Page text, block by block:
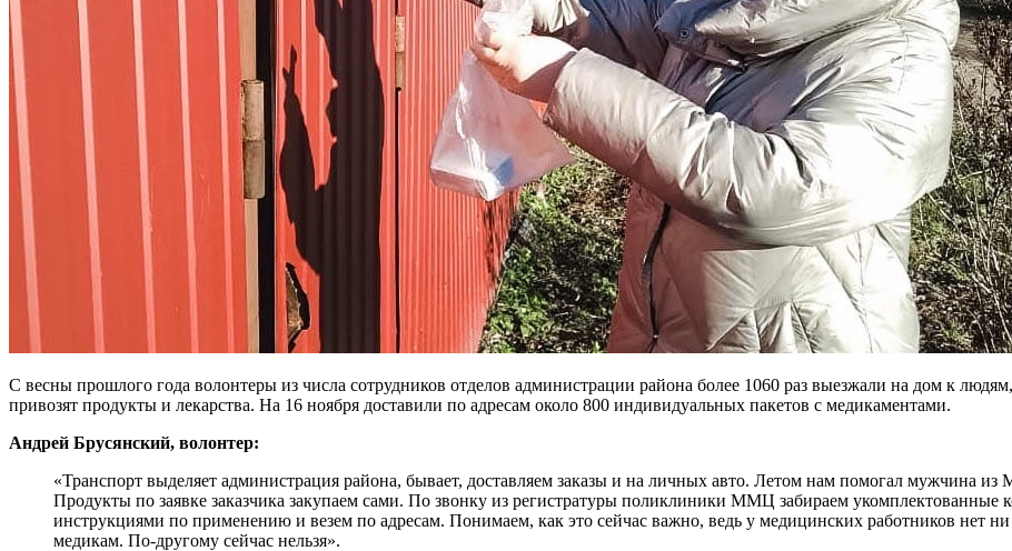
С весны прошлого года волонтеры из числа сотрудников отделов администрации района более 1060 раз выезжали на дом к
привозят продукты и лекарства. На 16 ноября доставили по адресам около 800 индивидуальных пакетов с медикаментами.
Андрей Брусянский, волонтер:
«Транспорт выделяет администрация района, бывает, доставляем заказы и на личных авто. Летом нам помогал мужчина
Продукты по заявке заказчика закупаем сами. По звонку из регистратуры поликлиники ММЦ забираем укомплектованные
инструкциями по применению и везем по адресам. Понимаем, как это сейчас важно, ведь у медицинских работников нет
медикам. По-другому сейчас нельзя».